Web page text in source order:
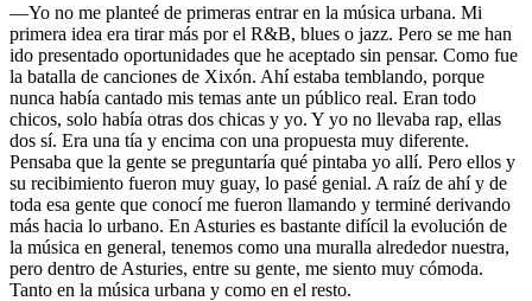
—Yo no me planteé de primeras entrar en la música urbana. Mi
primera idea era tirar más por el R&B, blues o jazz. Pero se me han
ido presentado oportunidades que he aceptado sin pensar. Como fue
la batalla de canciones de Xixón. Ahí estaba temblando, porque
nunca había cantado mis temas ante un público real. Eran todo
chicos, solo había otras dos chicas y yo. Y yo no llevaba rap, ellas
dos sí. Era una tía y encima con una propuesta muy diferente.
Pensaba que la gente se preguntaría qué pintaba yo allí. Pero ellos y
su recibimiento fueron muy guay, lo pasé genial. A raíz de ahí y de
toda esa gente que conocí me fueron llamando y terminé derivando
más hacia lo urbano. En Asturies es bastante difícil la evolución de
la música en general, tenemos como una muralla alrededor nuestra,
pero dentro de Asturies, entre su gente, me siento muy cómoda.
Tanto en la música urbana y como en el resto.